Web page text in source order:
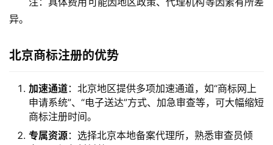
异。
北京商标注册的优势
加速通道：北京地区提供多项加速通道，如“商标网上
申请系统”、“电子送达”方式、加急审查等，可大幅缩短
商标注册时间。
专属资源：选择北京本地备案代理所，熟悉审查员倾